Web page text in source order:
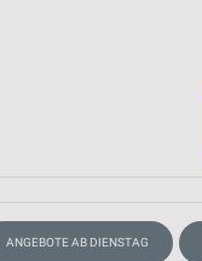
ANGEBOTE AB DIENSTAG